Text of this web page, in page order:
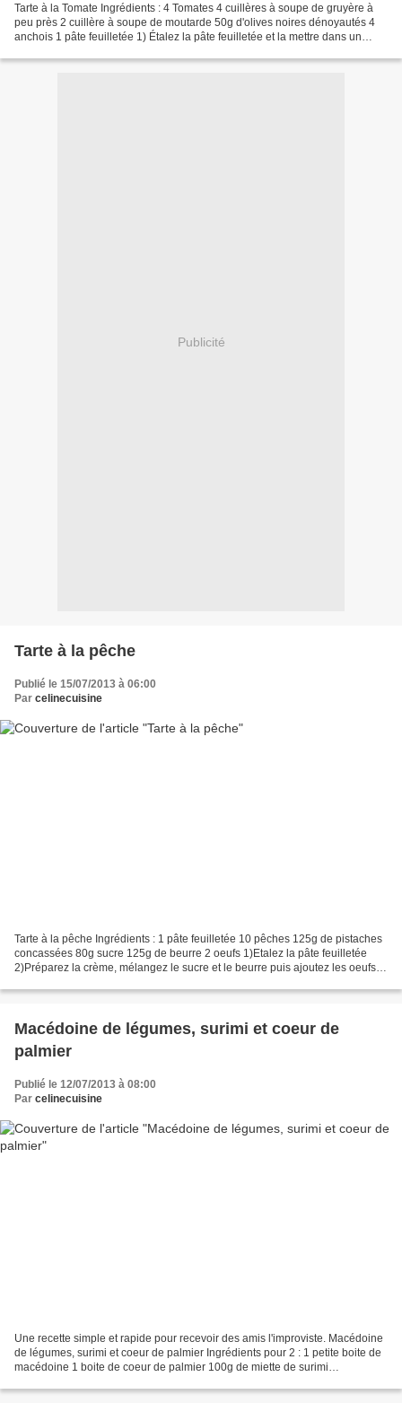
Tarte à la Tomate Ingrédients : 4 Tomates 4 cuillères à soupe de gruyère à
peu près 2 cuillère à soupe de moutarde 50g d'olives noires dénoyautés 4
anchois 1 pâte feuilletée 1) Étalez la pâte feuilletée et la mettre dans un
Publicité
Tarte à la pêche
Publié le 15/07/2013 à 06:00
Par celinecuisine
Tarte à la pêche Ingrédients : 1 pâte feuilletée 10 pêches 125g de pistaches
concassées 80g sucre 125g de beurre 2 oeufs 1)Etalez la pâte feuilletée
2)Préparez la crème, mélangez le sucre et le beurre puis ajoutez les oeufs
Macédoine de légumes, surimi et coeur de
palmier
Publié le 12/07/2013 à 08:00
Par celinecuisine
Une recette simple et rapide pour recevoir des amis l'improviste. Macédoine
de légumes, surimi et coeur de palmier Ingrédients pour 2 : 1 petite boite de
macédoine 1 boite de coeur de palmier 100g de miette de surimi